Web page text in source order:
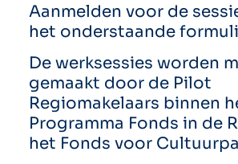
Aanmelden voor de
het onderstaande
De werksessies worden
gemaakt door de Pilot
Regiomakelaars binnen
Programma Fonds in de
het Fonds voor